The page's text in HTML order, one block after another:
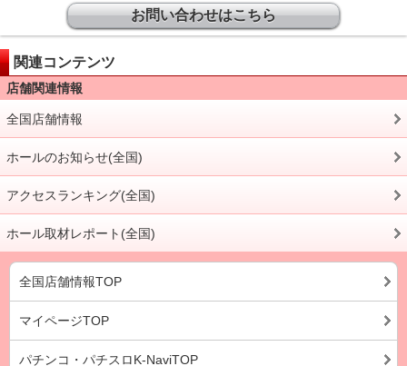
お問い合わせはこちら
関連コンテンツ
店舗関連情報
全国店舗情報
ホールのお知らせ(全国)
アクセスランキング(全国)
ホール取材レポート(全国)
全国店舗情報TOP
マイページTOP
パチンコ・パチスロK-NaviTOP